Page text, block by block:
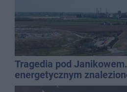
Tragedia pod
energetycznym
mężczyzny